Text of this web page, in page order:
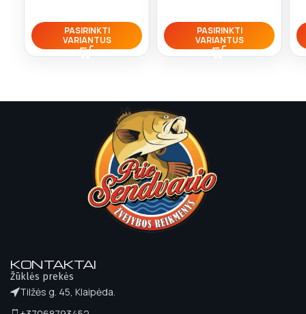
PASIRINKTI
VARIANTUS
PASIRINKTI
VARIANTUS
KONTAKTAI
Žūklės prekės
Tilžės g. 45, Klaipėda.